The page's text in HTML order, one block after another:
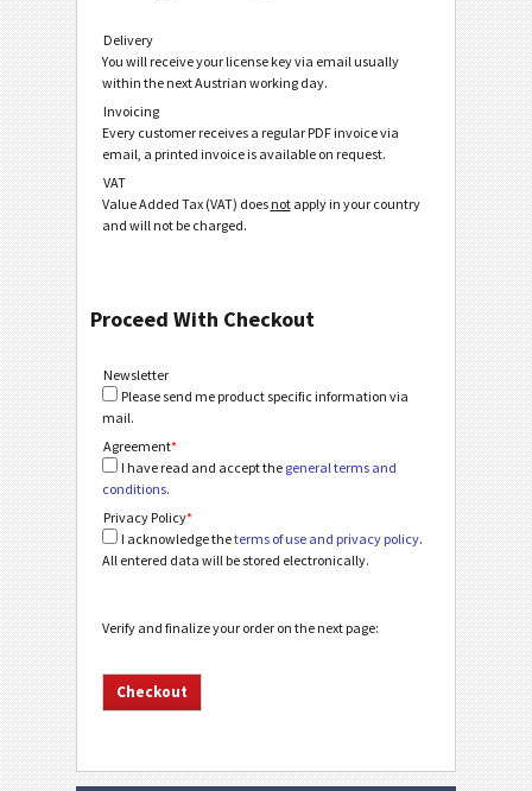
Delivery
You will receive your license key via email usually
within the next Austrian working day.
Invoicing
Every customer receives a regular PDF invoice via
email, a printed invoice is available on request.
VAT
Value Added Tax (VAT) does notapply in your country
and will not be charged.
Proceed With Checkout
Newsletter
Please send me product specific information via
mail.
Agreement*
I have read and accept the general terms and
conditions.
Privacy Policy*
I acknowledge theterms of use and privacy policy.
All entered data will be stored electronically.
Verify and finalize your order on the next page: